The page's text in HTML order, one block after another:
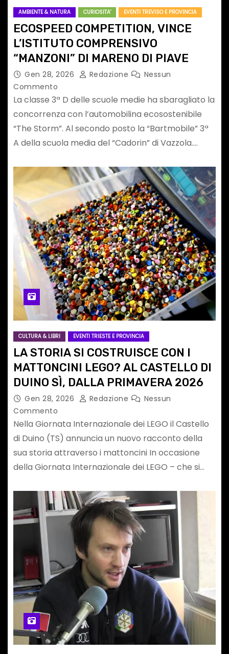
AMBIENTE & NATURA CURIOSITA' EVENTI TREVISO E PROVINCIA
ECOSPEED COMPETITION, VINCE
L’ISTITUTO COMPRENSIVO
“MANZONI” DI MARENO DI PIAVE
Gen 28, 2026 Redazione
Nessun
Commento
La classe 3ª D delle scuole medie ha sbaragliato la
concorrenza con l’automobilina ecosostenibile
“The Storm”. Al secondo posto la “Bartmobile” 3ª
A della scuola media del “Cadorin” di Vazzola.…
CULTURA & LIBRI EVENTI TRIESTE E PROVINCIA
LA STORIA SI COSTRUISCE CON I
MATTONCINI LEGO? AL CASTELLO DI
DUINO SÌ, DALLA PRIMAVERA 2026
Gen 28, 2026 Redazione
Nessun
Commento
Nella Giornata Internazionale dei LEGO il Castello
di Duino (TS) annuncia un nuovo racconto della
sua storia attraverso i mattoncini In occasione
della Giornata Internazionale dei LEGO – che si…